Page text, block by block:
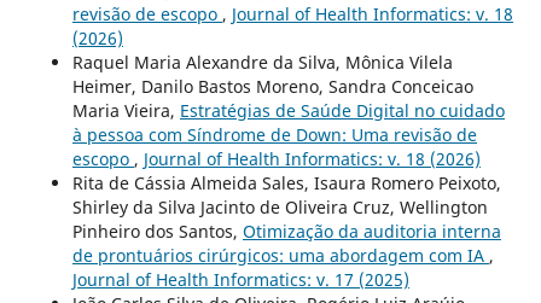
revisão de escopo , Journal of Health Informatics: v. 18
(2026)
Raquel Maria Alexandre da Silva, Mônica Vilela
Heimer, Danilo Bastos Moreno, Sandra Conceicao
Maria Vieira, Estratégias de Saúde Digital no cuidado
à pessoa com Síndrome de Down: Uma revisão de
escopo , Journal of Health Informatics: v. 18 (2026)
Rita de Cássia Almeida Sales, Isaura Romero Peixoto,
Shirley da Silva Jacinto de Oliveira Cruz, Wellington
Pinheiro dos Santos, Otimização da auditoria interna
de prontuários cirúrgicos: uma abordagem com IA ,
Journal of Health Informatics: v. 17 (2025)